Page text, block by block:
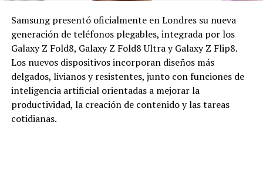
Samsung presentó oficialmente en Londres su nueva
generación de teléfonos plegables, integrada por los
Galaxy Z Fold8, Galaxy Z Fold8 Ultra y Galaxy Z Flip8.
Los nuevos dispositivos incorporan diseños más
delgados, livianos y resistentes, junto con funciones de
inteligencia artificial orientadas a mejorar la
productividad, la creación de contenido y las tareas
cotidianas.